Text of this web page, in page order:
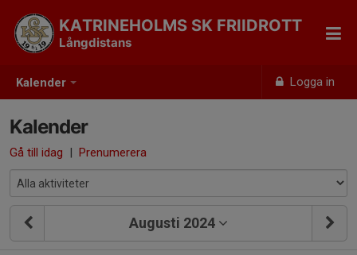
Kalender Logga in
KATRINEHOLMS SK FRIIDROTT
Långdistans
Kalender
Gå till idag | Prenumerera
Augusti 2024